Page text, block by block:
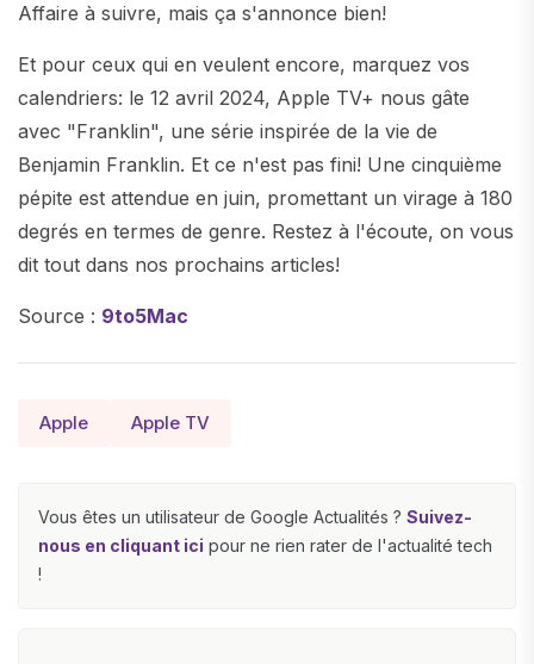
Affaire à suivre, mais ça s'annonce bien!
Et pour ceux qui en veulent encore, marquez vos
calendriers: le 12 avril 2024, Apple TV+ nous gâte
avec "Franklin", une série inspirée de la vie de
Benjamin Franklin. Et ce n'est pas fini! Une cinquième
pépite est attendue en juin, promettant un virage à 180
degrés en termes de genre. Restez à l'écoute, on vous
dit tout dans nos prochains articles!
Source : 9to5Mac
Apple Apple TV
Vous êtes un utilisateur de Google Actualités ? Suivez-
nous en cliquant ici pour ne rien rater de l'actualité tech
!